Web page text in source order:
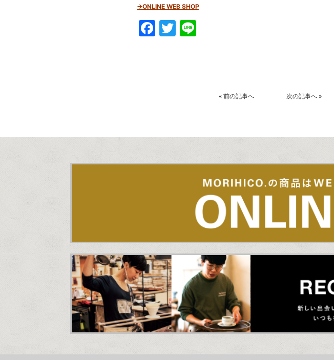
→ONLINE WEB SHOP
Facebook
Twitter
« 前の記事へ 次の記事へ»